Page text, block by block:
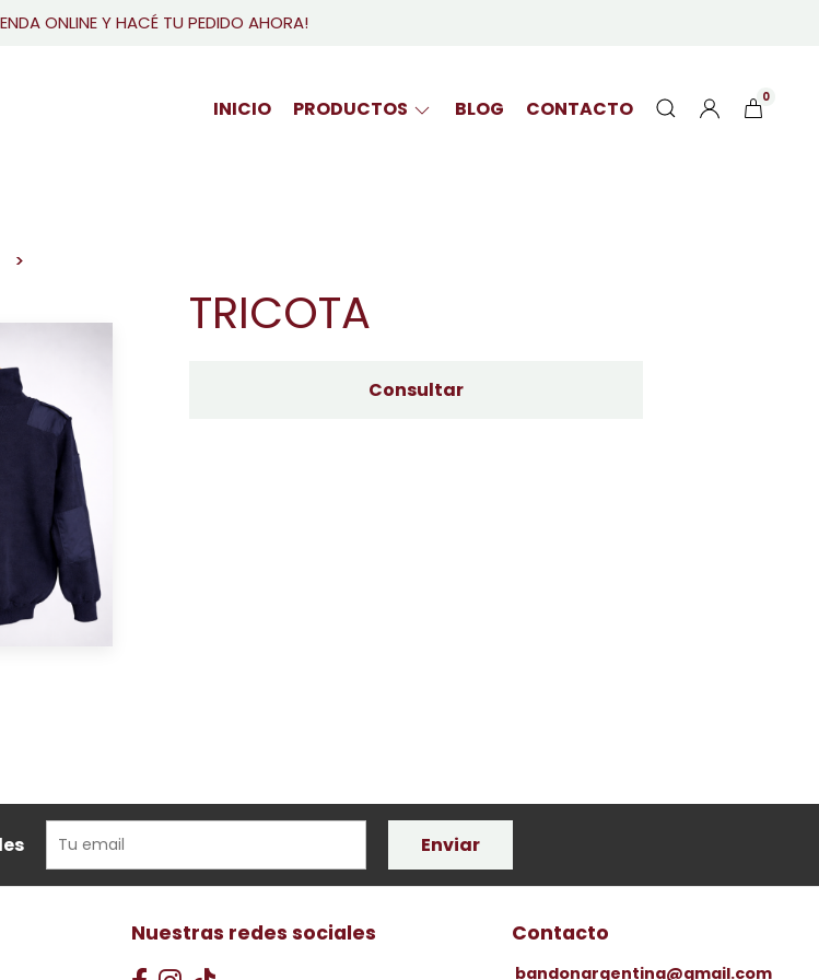
ONLINE Y HACÉ TU PEDIDO AHORA!
INICIO PRODUCTOS BLOG CONTACTO 0
TRICOTA
Consultar
Enviar
Nuestras redes sociales Contacto
bandonargentina@gmail.com